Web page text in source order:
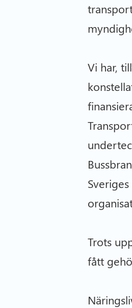
Vi har,
Trots
fått